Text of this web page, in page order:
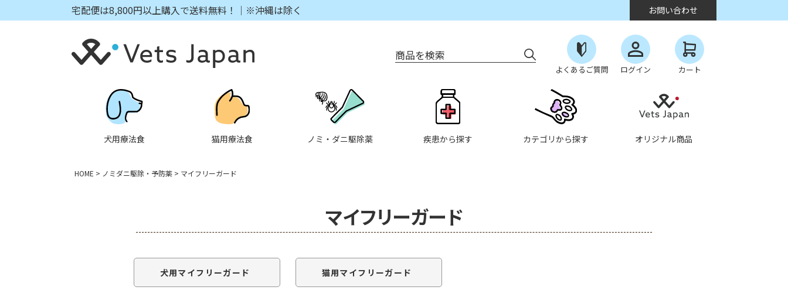
宅配便は8,800円以上購入で送料無料！｜※沖縄は除く お問い合わせ
商品を検索
よくあるご質問 ログイン カート
犬用療法食 猫用療法食 ノミ・ダニ駆除薬 疾患から探す カテゴリから探す オリジナル商品
HOME ノミダニ駆除・予防薬 マイフリーガード
マイフリーガード
犬用マイフリーガード 猫用マイフリーガード